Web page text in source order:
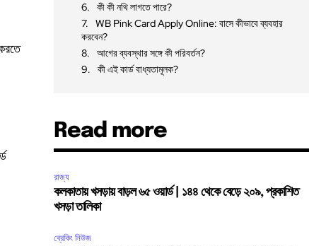
কী কী নথি লাগতে পারে?
WB Pink Card Apply Online: বাসে কীভাবে ব্যবহার
করবেন?
আগের ব্যবস্থার সঙ্গে কী পরিবর্তন?
কী এই কার্ড বাধ্যতামূলক?
Read more
রাজ্য
কলকাতায় খসড়ায় বাড়ল ৬৫ ওয়ার্ড | ১৪৪ থেকে বেড়ে ২০৯, প্রকাশিত
খসড়া তালিকা
ব্রেকিং নিউজ